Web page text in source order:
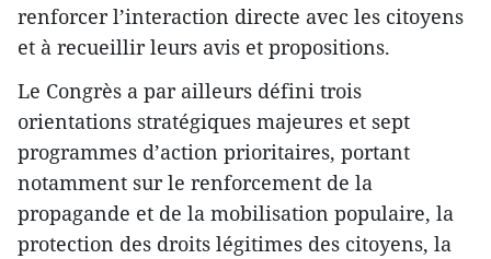
renforcer l’interaction directe avec les citoyens
et à recueillir leurs avis et propositions.
Le Congrès a par ailleurs défini trois
orientations stratégiques majeures et sept
programmes d’action prioritaires, portant
notamment sur le renforcement de la
propagande et de la mobilisation populaire, la
protection des droits légitimes des citoyens, la